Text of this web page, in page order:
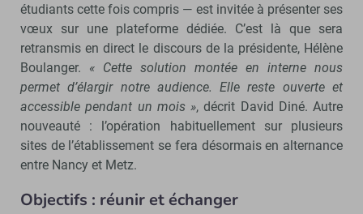
étudiants cette fois compris — est invitée à présenter ses
vœux sur une plateforme dédiée. C’est là que sera
retransmis en direct le discours de la présidente, Hélène
Boulanger. « Cette solution montée en interne nous
permet d’élargir notre audience. Elle reste ouverte et
accessible pendant un mois », décrit David Diné. Autre
nouveauté : l’opération habituellement sur plusieurs
sites de l’établissement se fera désormais en alternance
entre Nancy et Metz.
Objectifs : réunir et échanger